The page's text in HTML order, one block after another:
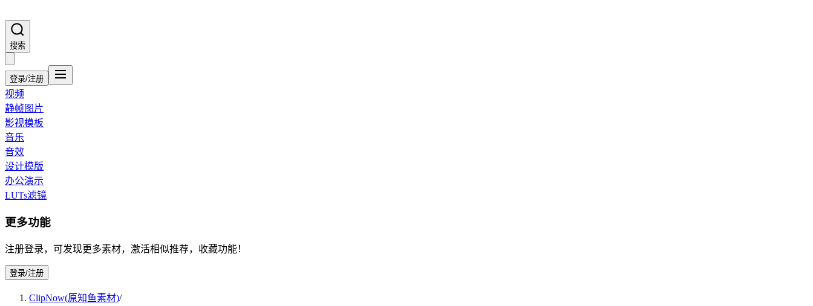
搜索
登录/注册
视频
静帧图片
影视模板
音乐
音效
设计模版
办公演示
LUTs滤镜
更多功能
注册登录，可发现更多素材，激活相似推荐，收藏功能！
登录/注册
ClipNow(原知鱼素材)/